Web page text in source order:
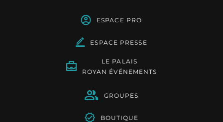
ESPACE PRO
ESPACE PRESSE
LE PALAIS
ROYAN ÉVÉNEMENTS
GROUPES
BOUTIQUE